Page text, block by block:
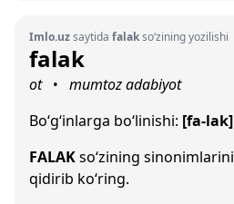
Imlo.uzsaytida falakso‘zining yozilishi
falak
ot •
mumtoz adabiyot
Bo‘g‘inlarga bo‘linishi: [fa-lak]
FALAKso‘zining sinonimlarini
qidirib ko‘ring.